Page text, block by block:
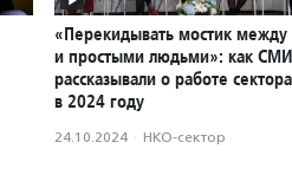
«Перекидывать мостик
и простыми людьми»: как СМИ
рассказывали о работе сектора
в 2024 году
24.10.2024 · НКО-сектор